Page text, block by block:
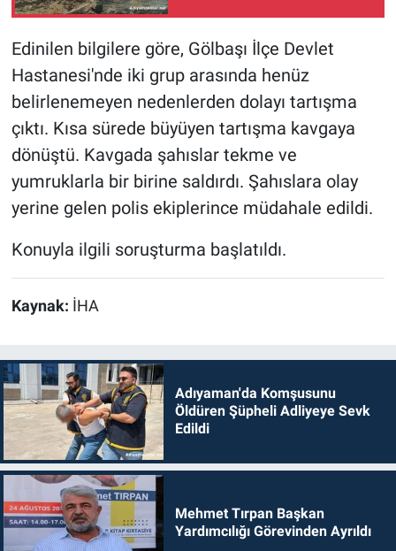
Edinilen bilgilere göre, Gölbaşı İlçe Devlet
Hastanesi'nde iki grup arasında henüz
belirlenemeyen nedenlerden dolayı tartışma
çıktı. Kısa sürede büyüyen tartışma kavgaya
dönüştü. Kavgada şahıslar tekme ve
yumruklarla bir birine saldırdı. Şahıslara olay
yerine gelen polis ekiplerince müdahale edildi.
Konuyla ilgili soruşturma başlatıldı.
Kaynak: İHA
Adıyaman'da Komşusunu
Öldüren Şüpheli Adliyeye Sevk
Edildi
Mehmet Tırpan Başkan
Yardımcılığı Görevinden Ayrıldı